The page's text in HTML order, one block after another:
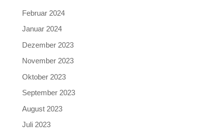
Februar 2024
Januar 2024
Dezember 2023
November 2023
Oktober 2023
September 2023
August 2023
Juli 2023